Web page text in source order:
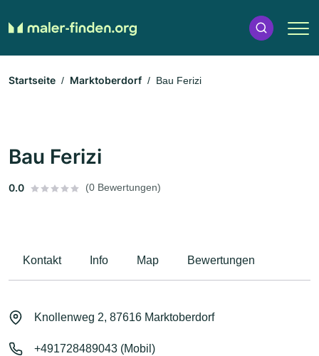
Startseite Marktoberdorf Bau Ferizi
Bau Ferizi
0.0 (0 Bewertungen)
Kontakt Info Map Bewertungen
Knollenweg 2, 87616 Marktoberdorf
+491728489043 (Mobil)